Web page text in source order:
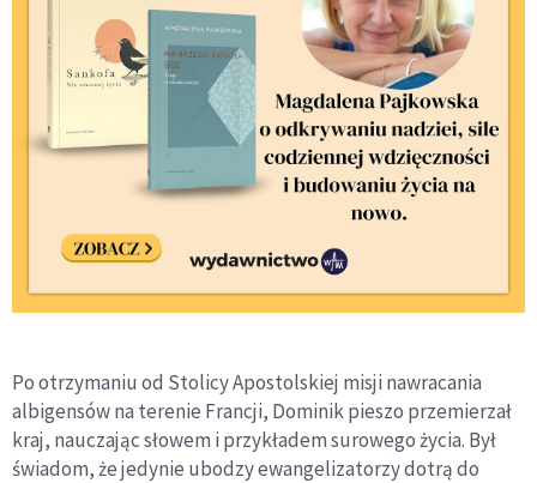
Po otrzymaniu od Stolicy Apostolskiej misji nawracania
albigensów na terenie Francji, Dominik pieszo przemierzał
kraj, nauczając słowem i przykładem surowego życia. Był
świadom, że jedynie ubodzy ewangelizatorzy dotrą do